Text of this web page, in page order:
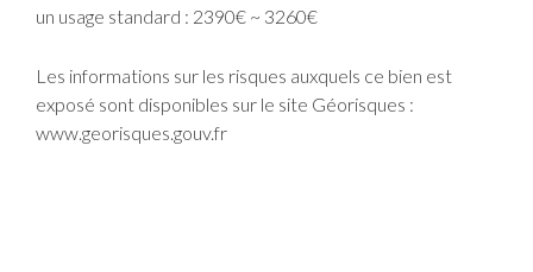
un usage standard : 2390€ ~ 3260€
Les informations sur les risques auxquels ce bien est
exposé sont disponibles sur le site Géorisques :
www.georisques.gouv.fr